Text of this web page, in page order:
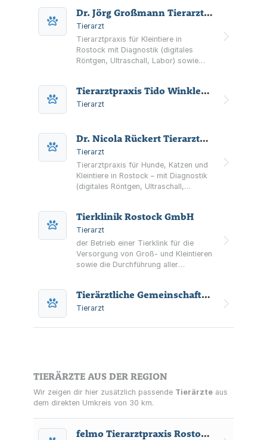
Dr. Jörg Großmann Tierarztpraxis
Tierarzt
Tierarztpraxis für Kleintiere in
Rostock mit Diagnostik (digitales
Röntgen, Ultraschall, Labor) sowie
Eingriffen.
Tierarztpraxis Tido Winkler Dr. med. vet. Tierarztpraxis
Tierarzt
Dr. Nicola Rückert Tierarztpraxis
Tierarzt
Tierarztpraxis für Hunde, Katzen und
Kleintiere in Rostock – mit Diagnostik
(digitales Röntgen, Ultraschall,
Notfall- und Notdienstinformationen.
Tierklinik Rostock GmbH
Tierarzt
der Betrieb einer Tierklink für die
Versorgung von Groß- und Kleintieren
sowie die Durchführung aller
stehen
Tierärztliche Gemeinschaftspraxis Dr. med. vet. Tido Winkler / Dipl. vet. med. Barbara Richter
Tierarzt
TIERÄRZTE AUS DER REGION
Wir zeigen dir hier zusätzlich passende Tierärzte aus
dem direkten Umkreis von 30 km.
felmo Tierarztpraxis Rostock UG (haftungsbeschränkt)